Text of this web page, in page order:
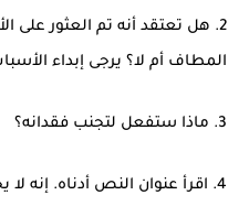
2. هل تعتقد أنه تم العثور على
المطاف أم لا؟ يرجى إبداء
3. ماذا ستفعل لتجنب فقدانه؟
4. اقرأ عنوان النص أدناه. إنه